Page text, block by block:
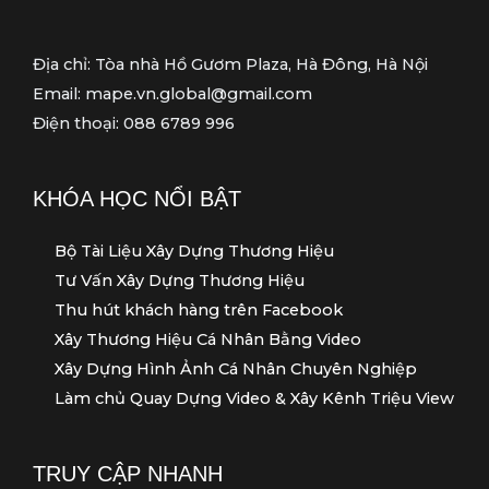
Địa chỉ: Tòa nhà Hồ Gươm Plaza, Hà Đông, Hà Nội
Email: mape.vn.global@gmail.com
Điện thoại: 088 6789 996
KHÓA HỌC NỔI BẬT
Bộ Tài Liệu Xây Dựng Thương Hiệu
Tư Vấn Xây Dựng Thương Hiệu
Thu hút khách hàng trên Facebook
Xây Thương Hiệu Cá Nhân Bằng Video
Xây Dựng Hình Ảnh Cá Nhân Chuyên Nghiệp
Làm chủ Quay Dựng Video & Xây Kênh Triệu View
TRUY CẬP NHANH